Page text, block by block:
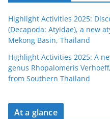
Highlight Activities 2025:
(Decapoda: Atyidae), a new
Mekong Basin, Thailand
Highlight Activities 2025: A
genus Rhopalomeris
from Southern Thailand
At a glance